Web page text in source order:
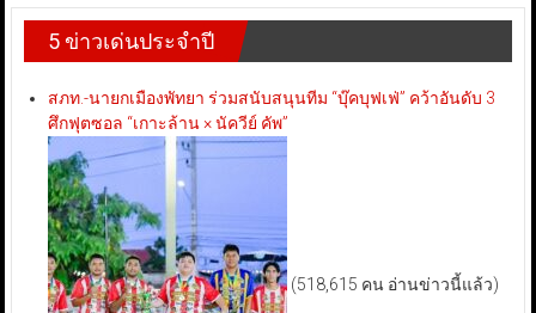
5 ข่าวเด่นประจำปี
สภท.-นายกเมืองพัทยา ร่วมสนับสนุนทีม “บุ๊คบุฟเฟ่” คว้าอันดับ 3
ศึกฟุตซอล “เกาะล้าน × นัควีย์ คัพ”
(518,615 คน อ่านข่าวนี้แล้ว)